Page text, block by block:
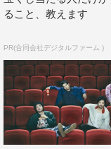
Prime Video
2023年3月31日（
作品ページ：
公式 Twitter：
公式 Instagram：
ること、教えます
PR(合同会社デジタルファーム )